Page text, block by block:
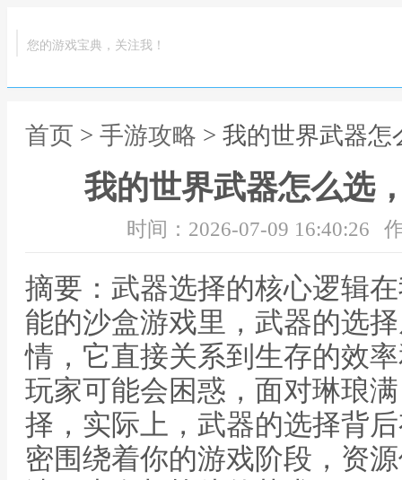
您的游戏宝典，关注我！
首页 > 手游攻略 > 我的世界武器
我的世界武器怎么选
时间：2026-07-09 16:40:26
摘要：武器选择的核心逻辑
能的沙盒游戏里，武器的选
情，它直接关系到生存的效
玩家可能会困惑，面对琳琅
择，实际上，武器的选择背
密围绕着你的游戏阶段，资